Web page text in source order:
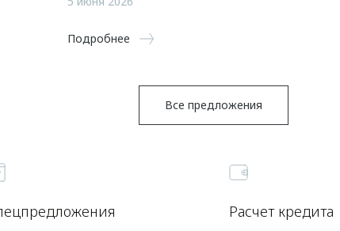
Подробнее
Все предложения
Расчет кредита